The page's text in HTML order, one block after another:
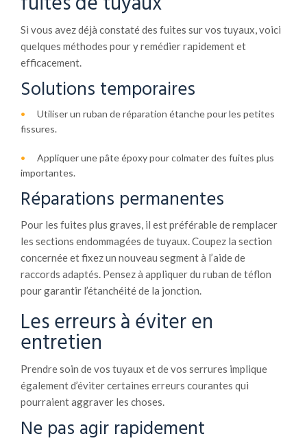
Si vous avez déjà constaté des fuites sur vos tuyaux, voici
quelques méthodes pour y remédier rapidement et
efficacement.
Solutions temporaires
Utiliser un ruban de réparation étanche pour les petites
fissures.
Appliquer une pâte époxy pour colmater des fuites plus
importantes.
Réparations permanentes
Pour les fuites plus graves, il est préférable de remplacer
les sections endommagées de tuyaux. Coupez la section
concernée et fixez un nouveau segment à l’aide de
raccords adaptés. Pensez à appliquer du ruban de téflon
pour garantir l’étanchéité de la jonction.
Les erreurs à éviter en
entretien
Prendre soin de vos tuyaux et de vos serrures implique
également d’éviter certaines erreurs courantes qui
pourraient aggraver les choses.
Ne pas agir rapidement